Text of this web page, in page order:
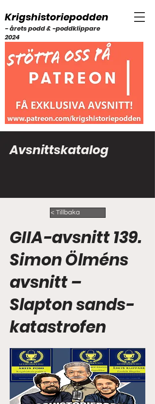
Krigshistoriepodden
- årets podd & -poddklippare
2024
Avsnittskatalog
< Tillbaka
GIIA-avsnitt 139.
Simon Ölméns
avsnitt –
Slapton sands-
katastrofen